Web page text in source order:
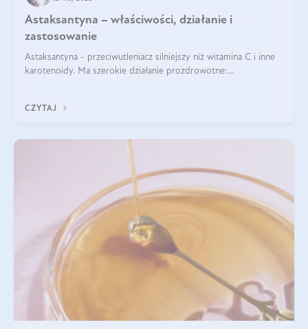
Astaksantyna – właściwości, działanie i
zastosowanie
Astaksantyna - przeciwutleniacz silniejszy niż witamina C i inne
karotenoidy. Ma szerokie działanie prozdrowotne:
CZYTAJ